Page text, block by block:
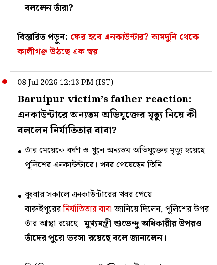
বললেন তাঁরা?
বিস্তারিত পড়ুন: ফের হবে এনকাউন্টার? কামদুনি থেকে
কালীগঞ্জ উঠছে এক স্বর
08 Jul 2026 12:13 PM (IST)
Baruipur victim’s father reaction:
এনকাউন্টারে অন্যতম অভিযুক্তের মৃত্যু নিয়ে কী
বললেন নির্যাতিতার বাবা?
তাঁর মেয়েকে ধর্ষণ ও খুনে অন্যতম অভিযুক্তের মৃত্যু হয়েছে
পুলিশের এনকাউন্টারে। খবর পেয়েছেন তিনি।
বুধবার সকালে এনকাউন্টারের খবর পেয়ে
বারুইপুরেরনির্যাতিতার বাবা জানিয়ে দিলেন, পুলিশের উপর
তাঁর আস্থা রয়েছে।মুখ্যমন্ত্রী শুভেন্দু অধিকারীর উপরও
তাঁদের পুরো ভরসা রয়েছে বলে জানালেন।